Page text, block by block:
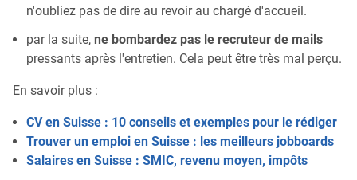
n'oubliez pas de dire au revoir au chargé d'accueil.
par la suite, ne bombardez pas le recruteur de mails
pressants après l'entretien. Cela peut être très mal perçu.
En savoir plus :
CV en Suisse : 10 conseils et exemples pour le rédiger
Trouver un emploi en Suisse : les meilleurs jobboards
Salaires en Suisse : SMIC, revenu moyen, impôts